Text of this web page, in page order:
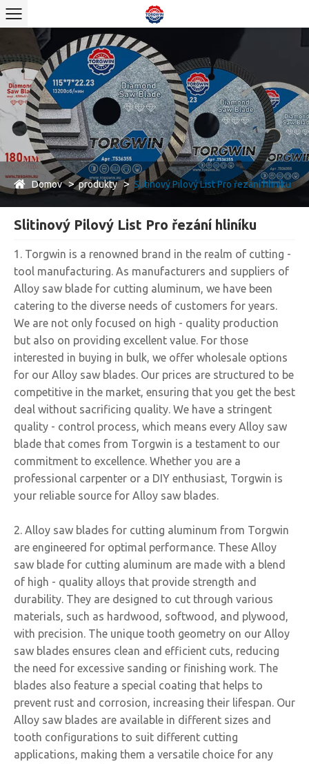
Domov produkty Slitinový Pilový List Pro řezání hliníku
Slitinový Pilový List Pro řezání hliníku
1. Torgwin is a renowned brand in the realm of cutting -
tool manufacturing. As manufacturers and suppliers of
Alloy saw blade for cutting aluminum, we have been
catering to the diverse needs of customers for years.
We are not only focused on high - quality production
but also on providing excellent value. For those
interested in buying in bulk, we offer wholesale options
for our Alloy saw blades. Our prices are structured to be
competitive in the market, ensuring that you get the best
deal without sacrificing quality. We have a stringent
quality - control process, which means every Alloy saw
blade that comes from Torgwin is a testament to our
commitment to excellence. Whether you are a
professional carpenter or a DIY enthusiast, Torgwin is
your reliable source for Alloy saw blades.
2. Alloy saw blades for cutting aluminum from Torgwin
are engineered for optimal performance. These Alloy
saw blade for cutting aluminum are made with a blend
of high - quality alloys that provide strength and
durability. They are designed to cut through various
materials, such as hardwood, softwood, and plywood,
with precision. The unique tooth geometry on our Alloy
saw blades ensures clean and efficient cuts, reducing
the need for excessive sanding or finishing work. The
blades also feature a special coating that helps to
prevent rust and corrosion, increasing their lifespan. Our
Alloy saw blades are available in different sizes and
tooth configurations to suit different cutting
applications, making them a versatile choice for any